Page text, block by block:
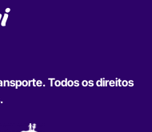
Todos os direitos